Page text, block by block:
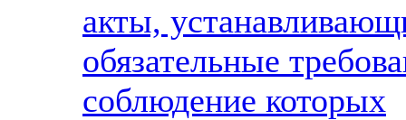
акты,
обязательные
соблюдение которых